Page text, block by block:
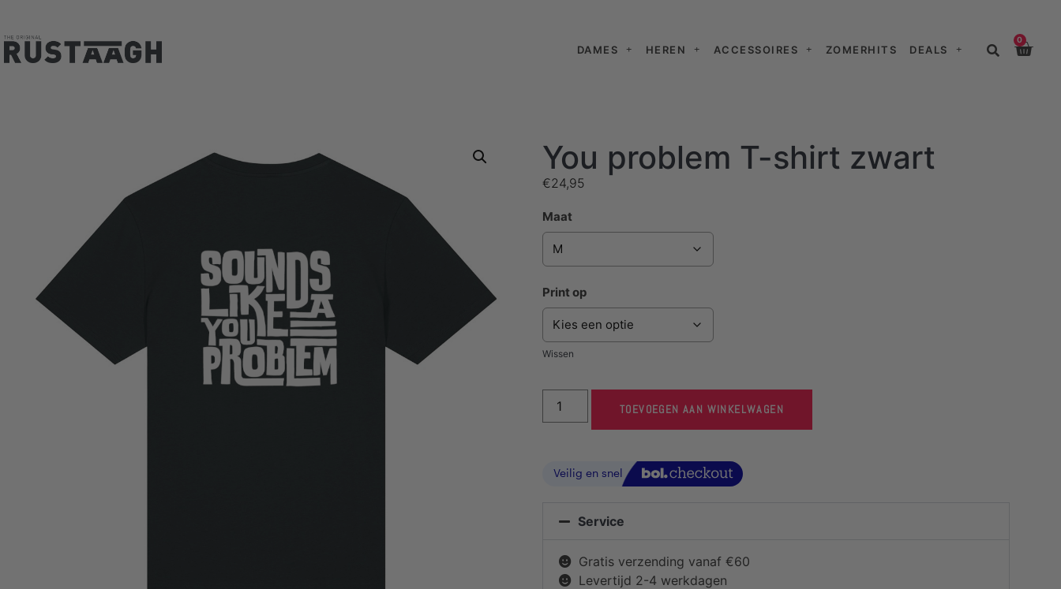
DAMES HEREN ACCESSOIRES ZOMERHITS DEALS
0
You problem T-shirt zwart
€24,95
Maat
Print op
Wissen
TOEVOEGEN AAN WINKELWAGEN
Service
Gratis verzending vanaf €60
Levertijd 2-4 werkdagen